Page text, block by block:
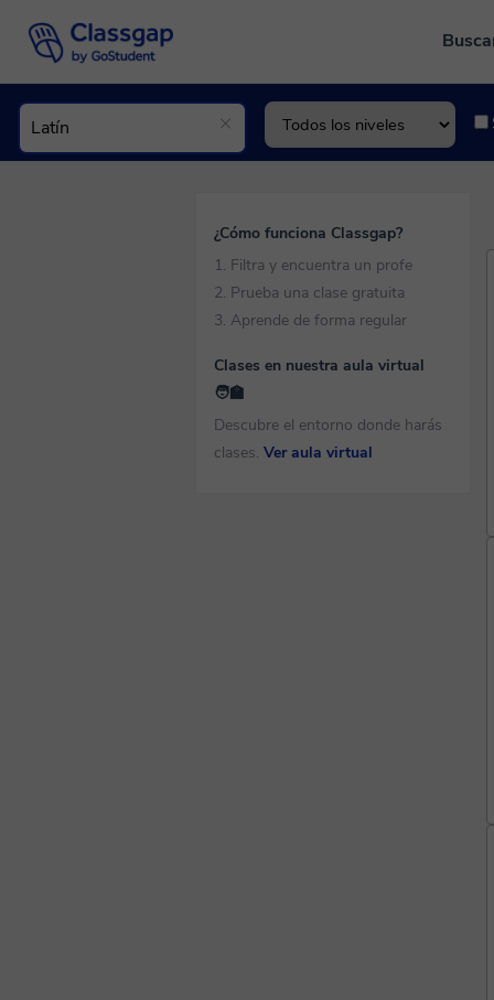
¿Cómo funciona Classgap?
1. Filtra y encuentra un profe
2. Prueba una clase gratuita
3. Aprende de forma regular
Clases en nuestra aula virtual
🧑‍🏫
Descubre el entorno donde harás
clases. Ver aula virtual